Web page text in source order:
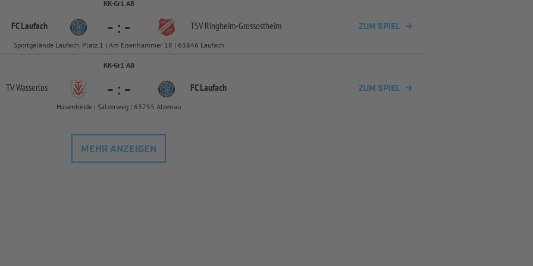
KK-Gr1 AB
FC Laufach - : - TSV Ringheim-Grossostheim ZUM SPIEL
Sportgelände Laufach, Platz 1 | Am Eisenhammer 18 | 63846 Laufach
KK-Gr1 AB
TV Wasserlos - : - FC Laufach ZUM SPIEL
Hasenheide | Sälzerweg | 63755 Alzenau
MEHR ANZEIGEN